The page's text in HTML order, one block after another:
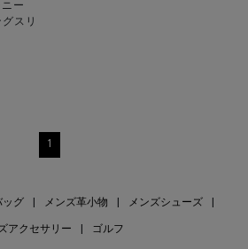
ー
スリ
1
ッグ メンズ革小物 メンズシューズ
アクセサリー ゴルフ